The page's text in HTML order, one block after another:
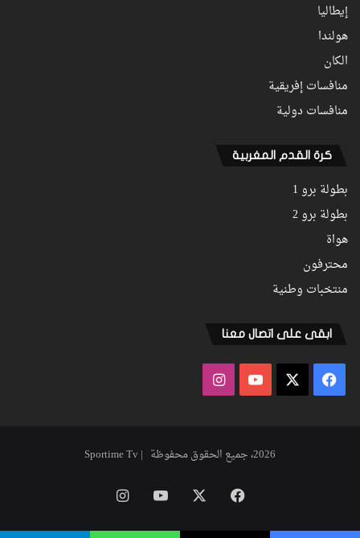
إيطاليا
هولندا
الكان
منافسات إفريقية
منافسات دولية
كرة القدم المغربية
بطولة برو 1
بطولة برو 2
هواة
محترفون
منتخبات وطنية
ابقى على اتصال معنا
فيسبوك ‫YouTubeانستقرام
2026، جميع الحقوق محفوظة | Sportime Tv
فيسبوك ‫YouTubeانستقرام